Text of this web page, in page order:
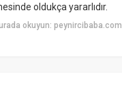
oldukça yararlıdır.
okuyun: peynircibaba.com